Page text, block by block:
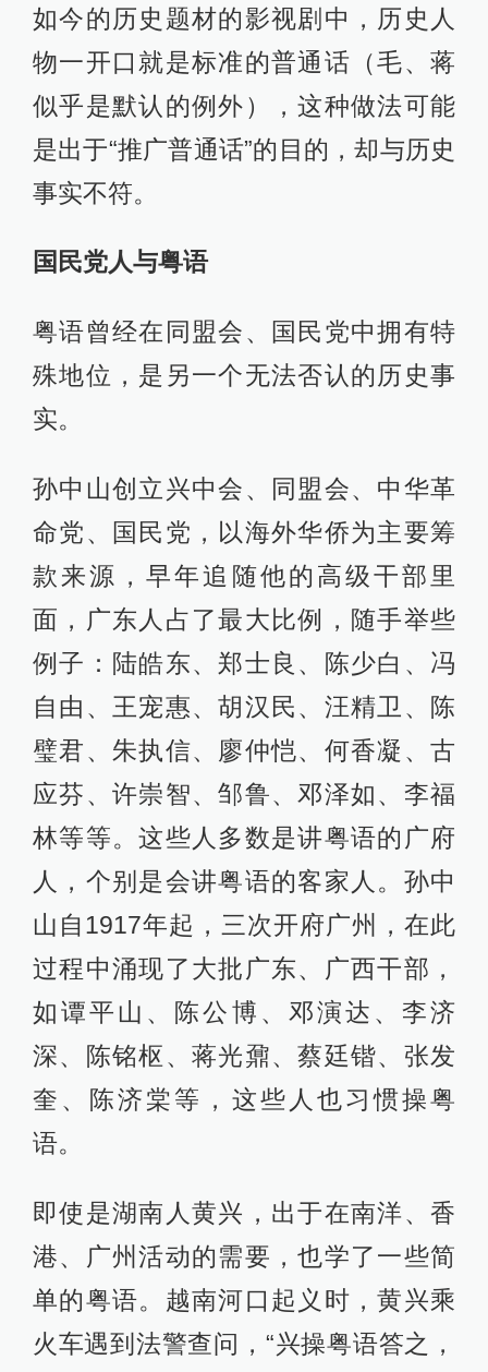
如今的历史题材的影视剧中，历史人
物一开口就是标准的普通话（毛、蒋
似乎是默认的例外），这种做法可能
是出于“推广普通话”的目的，却与历史
事实不符。
国民党人与粤语
粤语曾经在同盟会、国民党中拥有特
殊地位，是另一个无法否认的历史事
实。
孙中山创立兴中会、同盟会、中华革
命党、国民党，以海外华侨为主要筹
款来源，早年追随他的高级干部里
面，广东人占了最大比例，随手举些
例子：陆皓东、郑士良、陈少白、冯
自由、王宠惠、胡汉民、汪精卫、陈
璧君、朱执信、廖仲恺、何香凝、古
应芬、许崇智、邹鲁、邓泽如、李福
林等等。这些人多数是讲粤语的广府
人，个别是会讲粤语的客家人。孙中
山自1917年起，三次开府广州，在此
过程中涌现了大批广东、广西干部，
如谭平山、陈公博、邓演达、李济
深、陈铭枢、蒋光鼐、蔡廷锴、张发
奎、陈济棠等，这些人也习惯操粤
语。
即使是湖南人黄兴，出于在南洋、香
港、广州活动的需要，也学了一些简
单的粤语。越南河口起义时，黄兴乘
火车遇到法警查问，“兴操粤语答之，